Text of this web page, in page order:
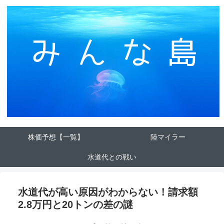
株価予想【一覧】 陸マイラー
水道代との戦い
水道代が高い原因がわからない！請求額
2.8万円と20トンの差の謎